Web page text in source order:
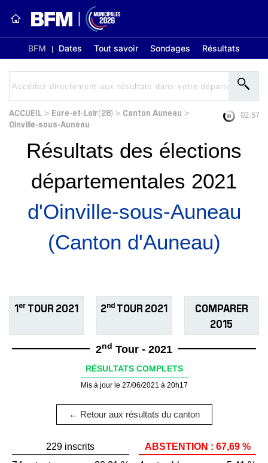
BFM Dates Tout savoir Sondages Résultats
ACCUEIL > Eure-et-Loir(28) > Canton Auneau >
Oinville-sous-Auneau
02:56
Résultats des élections
départementales 2021
d'Oinville-sous-Auneau
(Canton d'Auneau)
1er TOUR 2021 2ndTOUR 2021
COMPARER
2015
2nd Tour - 2021
RÉSULTATS COMPLETS
Mis à jour le 27/06/2021 à 20h17
← Retour aux résultats du canton
229 inscrits
ABSTENTION : 67,69 %